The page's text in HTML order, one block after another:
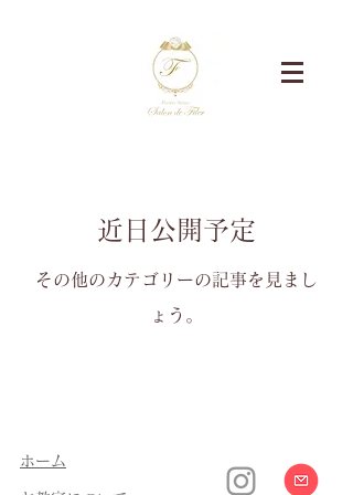
近日公開予定
その他のカテゴリーの記事を見まし
ょう。
​ホーム